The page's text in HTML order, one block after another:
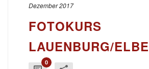
Dezember 2017
FOTOKURS
LAUENBURG/ELBE
0